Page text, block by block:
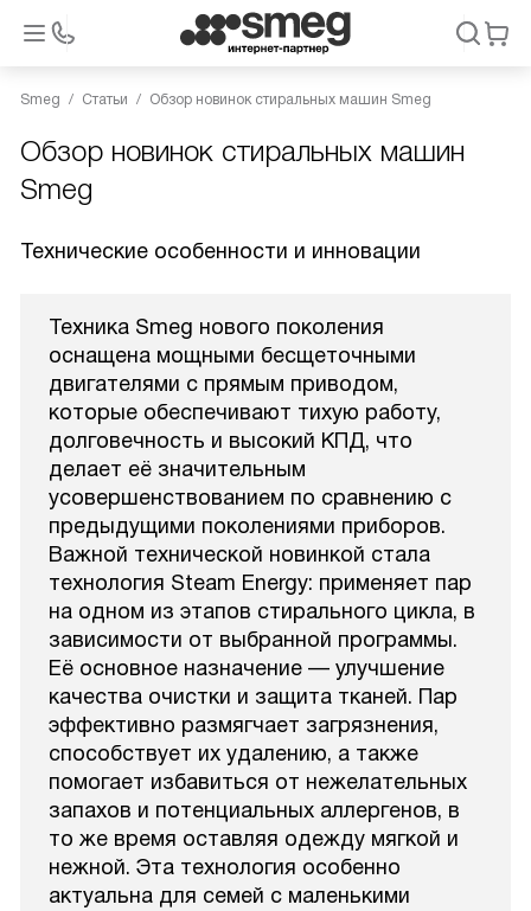
Smeg Статьи Обзор новинок стиральных машин Smeg
Обзор новинок стиральных машин
Smeg
Технические особенности и инновации
Техника Smeg нового поколения
оснащена мощными бесщеточными
двигателями с прямым приводом,
которые обеспечивают тихую работу,
долговечность и высокий КПД, что
делает её значительным
усовершенствованием по сравнению с
предыдущими поколениями приборов.
Важной технической новинкой стала
технология Steam Energy: применяет пар
на одном из этапов стирального цикла, в
зависимости от выбранной программы.
Её основное назначение — улучшение
качества очистки и защита тканей. Пар
эффективно размягчает загрязнения,
способствует их удалению, а также
помогает избавиться от нежелательных
запахов и потенциальных аллергенов, в
то же время оставляя одежду мягкой и
нежной. Эта технология особенно
актуальна для семей с маленькими